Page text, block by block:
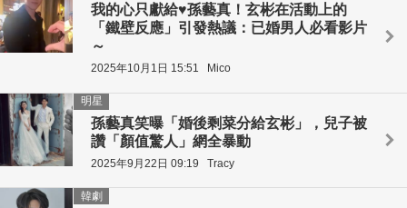
我的心只獻給♥孫藝真！玄彬在活動上的
「鐵壁反應」引發熱議：已婚男人必看影片
～
2025年10月1日 15:51 Mico
孫藝真笑曝「婚後剩菜分給玄彬」，兒子被
讚「顏值驚人」網全暴動
明星
2025年9月22日 09:19 Tracy
韓劇